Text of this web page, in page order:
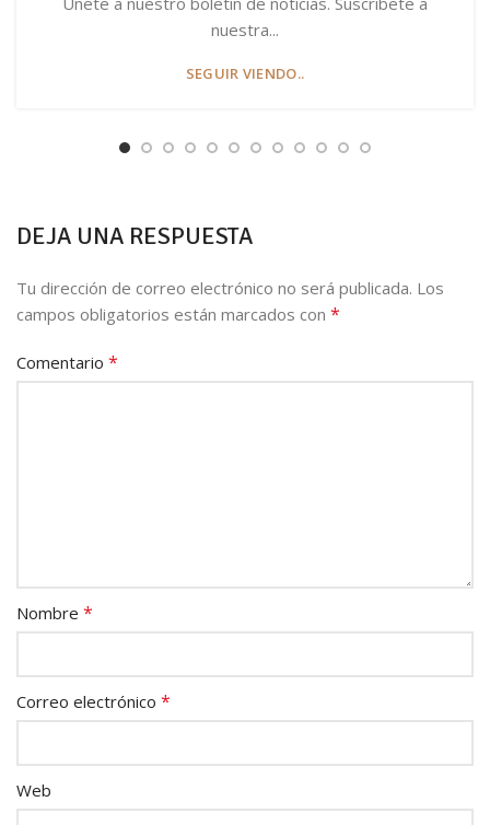
nuestra...
SEGUIR VIENDO..
DEJA UNA RESPUESTA
Tu dirección de correo electrónico no será publicada. Los
campos obligatorios están marcados con *
Comentario *
Nombre *
Correo electrónico *
Web